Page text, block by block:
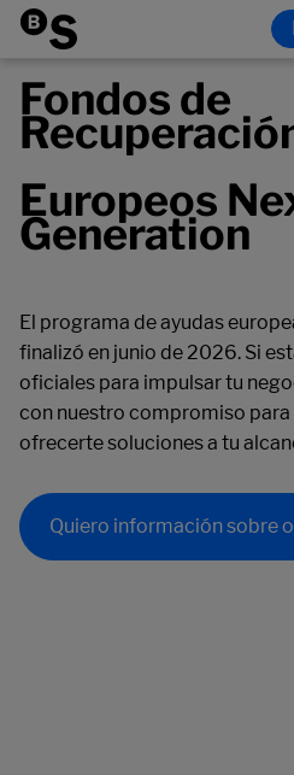
Fondos de
Europeos
Generation
El programa de ayudas
finalizó en junio de 2026. Si
oficiales para impulsar tu
con nuestro compromiso
ofrecerte soluciones a tu
Quiero información sobre